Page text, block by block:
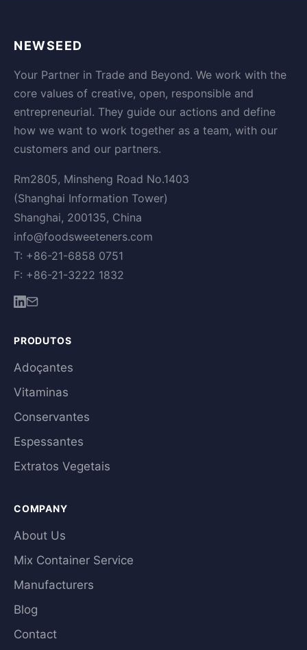
NEWSEED
Your Partner in Trade and Beyond. We work with the
core values of creative, open, responsible and
entrepreneurial. They guide our actions and define
how we want to work together as a team, with our
customers and our partners.
Rm2805, Minsheng Road No.1403
(Shanghai Information Tower)
Shanghai, 200135, China
info@foodsweeteners.com
T: +86-21-6858 0751
F: +86-21-3222 1832
PRODUTOS
Adoçantes
Vitaminas
Conservantes
Espessantes
Extratos Vegetais
COMPANY
About Us
Mix Container Service
Manufacturers
Blog
Contact